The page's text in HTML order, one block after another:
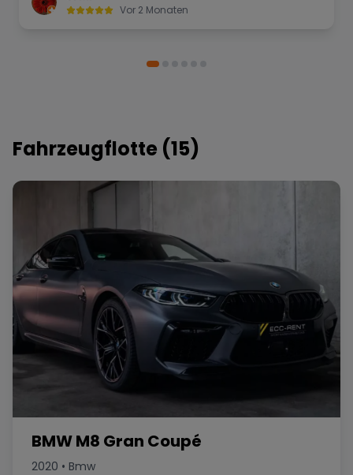
definitiv weiterempfehlen und würde jederzeit
Vor 2 Monaten
Fahrzeugflotte (15)
BMW M8 Gran Coupé
2020 • Bmw